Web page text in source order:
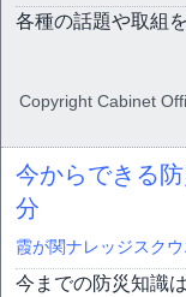
各種の話題や取組
Copyright Cabinet
今からできる
分
霞が関ナレッジスク
今までの防災知識